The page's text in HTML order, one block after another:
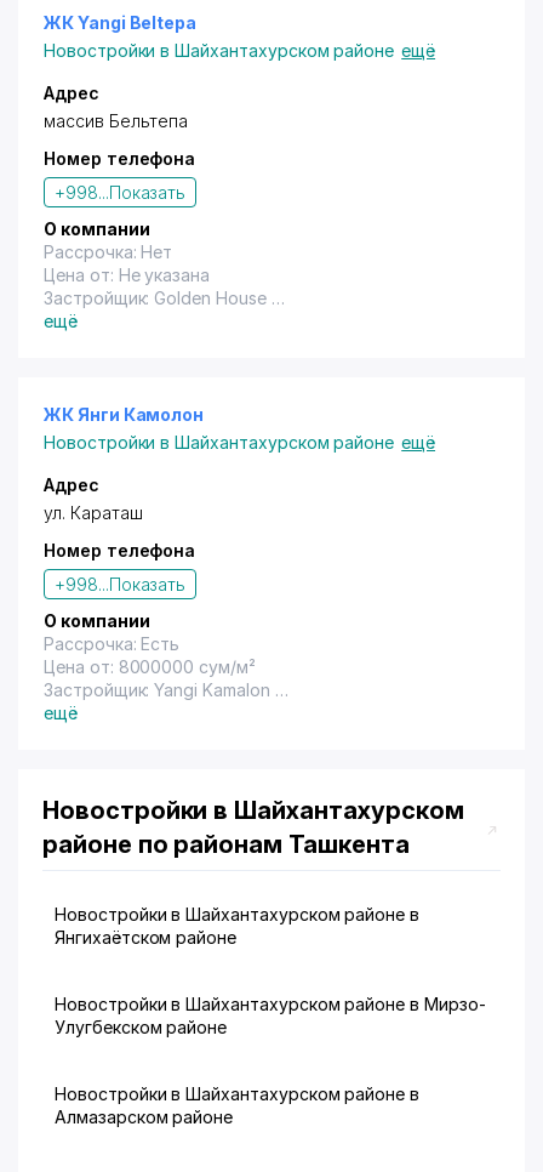
ЖК Yangi Beltepa
Новостройки в Шайхантахурском районе ещё
Адрес
массив Бельтепа
Номер телефона
+998...Показать
О компании
Рассрочка: Нет
Цена от: Не указана
Застройщик: Golden House
Год сдачи: Не указана
ещё
ЖК Янги Камолон
Новостройки в Шайхантахурском районе ещё
Адрес
ул. Караташ
Номер телефона
+998...Показать
О компании
Рассрочка: Есть
Цена от: 8000000 сум/м²
Застройщик: Yangi Kamalon
Год сдачи: Не указана
ещё
Новостройки в Шайхантахурском
районе по районам Ташкента
Новостройки в Шайхантахурском районе в
Янгихаётском районе
Новостройки в Шайхантахурском районе в Мирзо-
Улугбекском районе
Новостройки в Шайхантахурском районе в
Алмазарском районе